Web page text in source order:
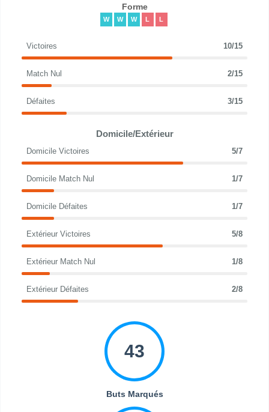
Forme
W W W L L
Victoires 10/15
Match Nul 2/15
Défaites 3/15
Domicile/Extérieur
Domicile Victoires 5/7
Domicile Match Nul 1/7
Domicile Défaites 1/7
Extérieur Victoires 5/8
Extérieur Match Nul 1/8
Extérieur Défaites 2/8
43
Buts Marqués